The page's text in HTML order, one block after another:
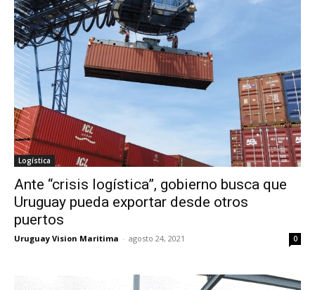
Logística
Ante “crisis logística”, gobierno busca que
Uruguay pueda exportar desde otros
puertos
Uruguay Vision Maritima - agosto 24, 2021 0